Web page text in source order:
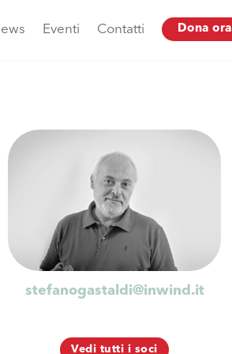
Eventi Contatti Dona ora
stefanogastaldi@inwind.it
Vedi tutti i soci